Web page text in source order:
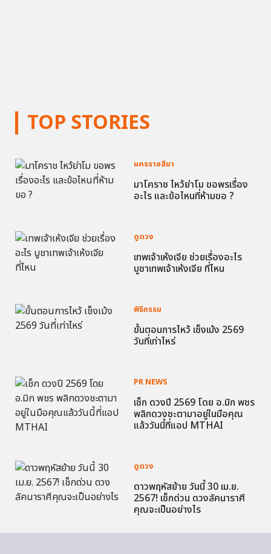
TOP STORIES
นครราชสีมา
มาโคราช ไหว้ย่าโม ขอพรเรื่อง
อะไร และข้อไหนที่ห้ามขอ ?
ดูดวง
เทพเจ้าเห้งเจีย ช่วยเรื่องอะไร
บูชาเทพเจ้าเห้งเจีย ที่ไหน
พิธีกรรม
ขั้นตอนการไหว้ เช็งเม้ง 2569
วันที่เท่าไหร่
PR NEWS
เช็ก ดวงปี 2569 โดย อ.มิก พชร
พลิกดวงชะตามาอยู่ในมือคุณ
แล้ววันนี้ที่แอป MTHAI
ดูดวง
ดาวพฤหัสย้าย วันนี้ 30 เม.ย.
2567! เช็กด่วน ดวงลัคนาราศี
คุณจะเป็นอย่างไร